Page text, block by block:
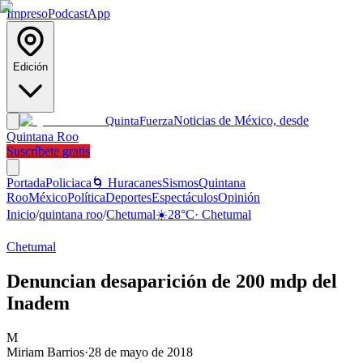
ImpresoPodcastApp
Edición
QuintaFuerzaNoticias de México, desde
Quintana Roo
Suscríbete gratis
PortadaPoliciaca 🌀 HuracanesSismosQuintana
RooMéxicoPolíticaDeportesEspectáculosOpinión
Inicio/quintana roo/Chetumal☀️28°C· Chetumal
Chetumal
Denuncian desaparición de 200 mdp del
Inadem
M
Miriam Barrios·28 de mayo de 2018